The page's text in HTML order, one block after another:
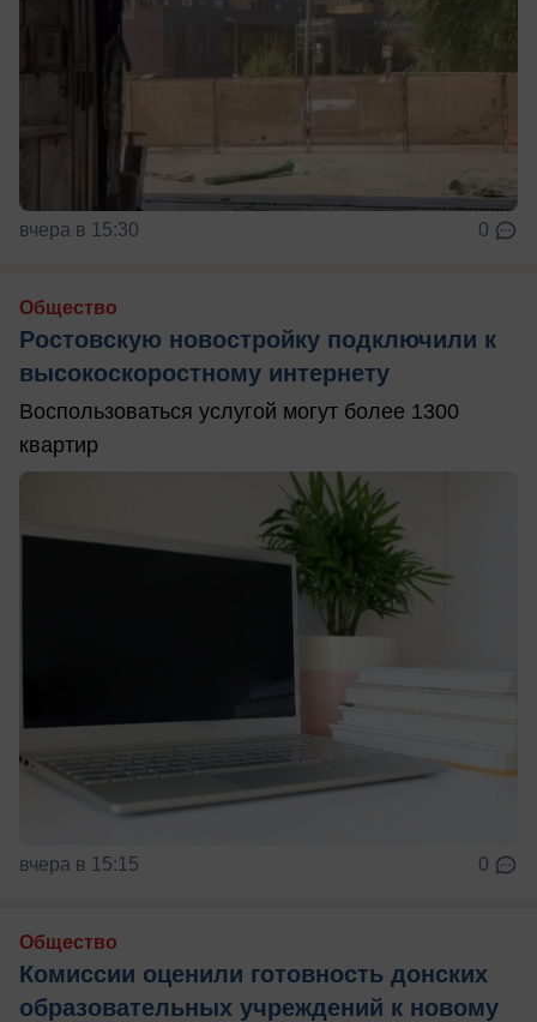
вчера в 15:30 0
Общество
Ростовскую новостройку подключили к
высокоскоростному интернету
Воспользоваться услугой могут более 1300
квартир
вчера в 15:15 0
Общество
Комиссии оценили готовность донских
образовательных учреждений к новому